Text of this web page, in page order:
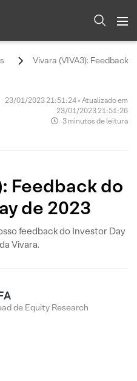
Vivara (VIVA3): Feedback
23/01/2023 21:51:24 • Atualizado em
23/01/2023 21:51:26
3 minutos de leitura
Feedback do
de 2023
feedback do Investor Day
Vivara.
de Equity Research